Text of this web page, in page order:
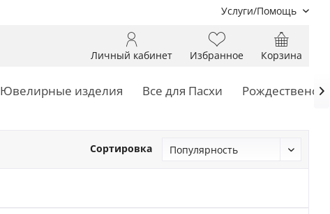
Услуги/Помощь
Корзина
Избранное
Личный кабинет
Ювелирные изделия Все для Пасхи 
Сортировка